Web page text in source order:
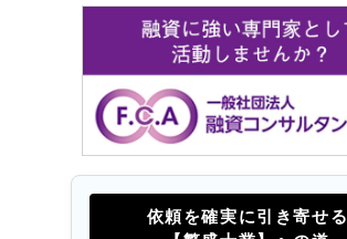
依頼を確実に引き寄せる